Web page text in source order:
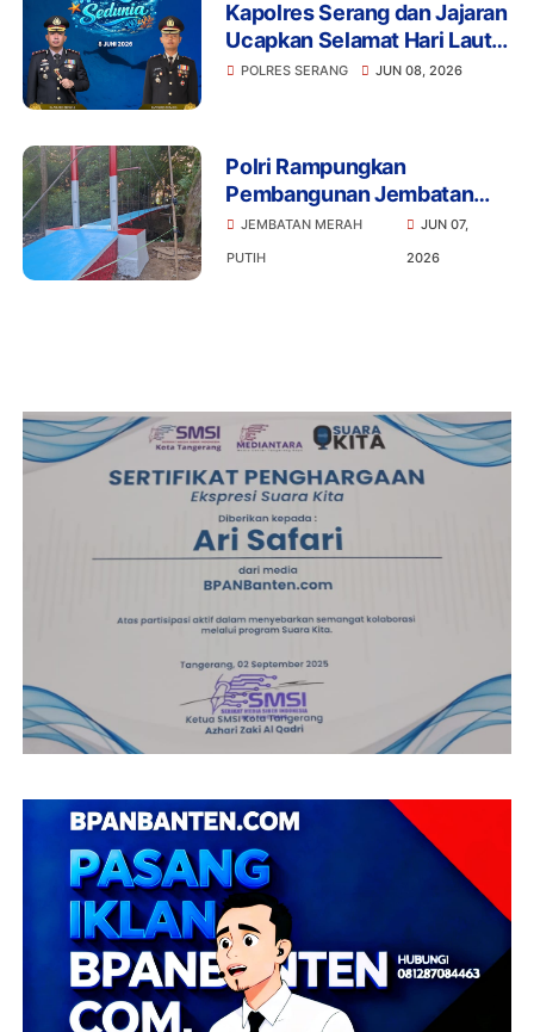
Kapolres Serang dan Jajaran
Ucapkan Selamat Hari Laut
Sedunia, Ajak Masyarakat
POLRES SERANG JUN 08, 2026
Polri Rampungkan
Pembangunan Jembatan
Merah Putih Presisi di Desa
Pasirbuyut, Kabupaten
JEMBATAN MERAH
PUTIH
JUN 07,
2026